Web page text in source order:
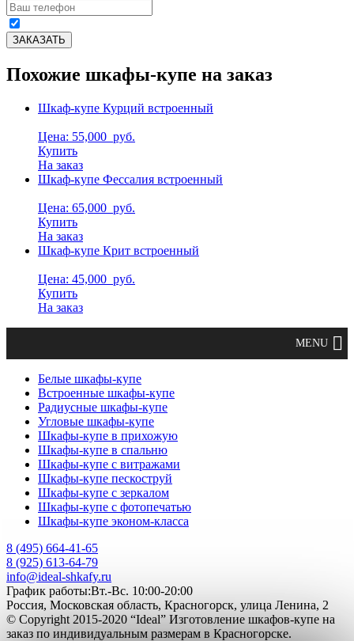
Похожие шкафы-купе на заказ
Шкаф-купе Курций встроенный
Цена: 55,000 руб.
Купить
На заказ
Шкаф-купе Фессалия встроенный
Цена: 65,000 руб.
Купить
На заказ
Шкаф-купе Крит встроенный
Цена: 45,000 руб.
Купить
На заказ
Белые шкафы-купе
Встроенные шкафы-купе
Радиусные шкафы-купе
Угловые шкафы-купе
Шкафы-купе в прихожую
Шкафы-купе в спальню
Шкафы-купе с витражами
Шкафы-купе пескоструй
Шкафы-купе с зеркалом
Шкафы-купе с фотопечатью
Шкафы-купе эконом-класса
8 (495) 664-41-65
8 (925) 613-64-79
info@ideal-shkafy.ru
График работы:Вт.-Вс. 10:00-20:00
Россия, Московская область, Красногорск, улица Ленина, 2
© Copyright 2015-2020 “Ideal” Изготовление шкафов-купе на
заказ по индивидуальным размерам в Красногорске.